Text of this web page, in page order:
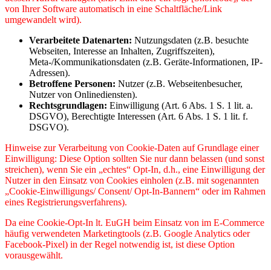
von Ihrer Software automatisch in eine Schaltfläche/Link
umgewandelt wird).
Verarbeitete Datenarten: Nutzungsdaten (z.B. besuchte
Webseiten, Interesse an Inhalten, Zugriffszeiten),
Meta-/Kommunikationsdaten (z.B. Geräte-Informationen, IP-
Adressen).
Betroffene Personen: Nutzer (z.B. Webseitenbesucher,
Nutzer von Onlinediensten).
Rechtsgrundlagen: Einwilligung (Art. 6 Abs. 1 S. 1 lit. a.
DSGVO), Berechtigte Interessen (Art. 6 Abs. 1 S. 1 lit. f.
DSGVO).
Hinweise zur Verarbeitung von Cookie-Daten auf Grundlage einer
Einwilligung: Diese Option sollten Sie nur dann belassen (und sonst
streichen), wenn Sie ein „echtes“ Opt-In, d.h., eine Einwilligung der
Nutzer in den Einsatz von Cookies einholen (z.B. mit sogenannten
„Cookie-Einwilligungs/ Consent/ Opt-In-Bannern“ oder im Rahmen
eines Registrierungsverfahrens).
Da eine Cookie-Opt-In lt. EuGH beim Einsatz von im E-Commerce
häufig verwendeten Marketingtools (z.B. Google Analytics oder
Facebook-Pixel) in der Regel notwendig ist, ist diese Option
vorausgewählt.